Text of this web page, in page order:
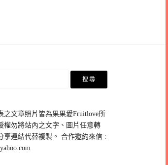
之文章照片皆為果果愛Fruitlove所
權勿將站內之文字、圖片任意轉
享連結代替複製。 合作邀約來信 :